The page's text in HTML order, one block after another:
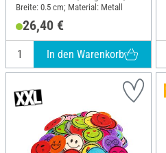
Breite: 0.5 cm; Material: Metall
26,40 €
In den Warenkorb